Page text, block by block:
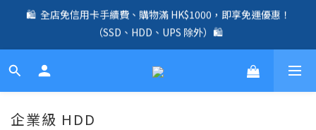
🛍️  全店免信用卡手續費、購物滿 HK$1000，即享免運優惠！
（SSD、HDD、UPS 除外）🛍️
（SSD、HDD、UPS 除外）🛍️
✨ 全店免信用卡手續費｜全線 UniFi Router、Switch、AP 產品兩
年原廠保養 ✨
存、監控、會議、智能化等方案，歡迎聯絡！☎️
企業級 HDD